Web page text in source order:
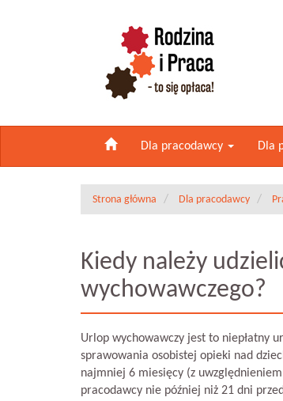
Dla pracodawcy Dla
Strona główna Dla pracodawcy
Kiedy należy
wychowawczego?
Urlop wychowawczy jest to niepłatny
sprawowania osobistej opieki nad
najmniej 6 miesięcy (z
pracodawcy nie później niż 21 dni